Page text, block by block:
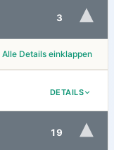
3 ▾
Alle Details einklappen
DETAILS
19 ▾